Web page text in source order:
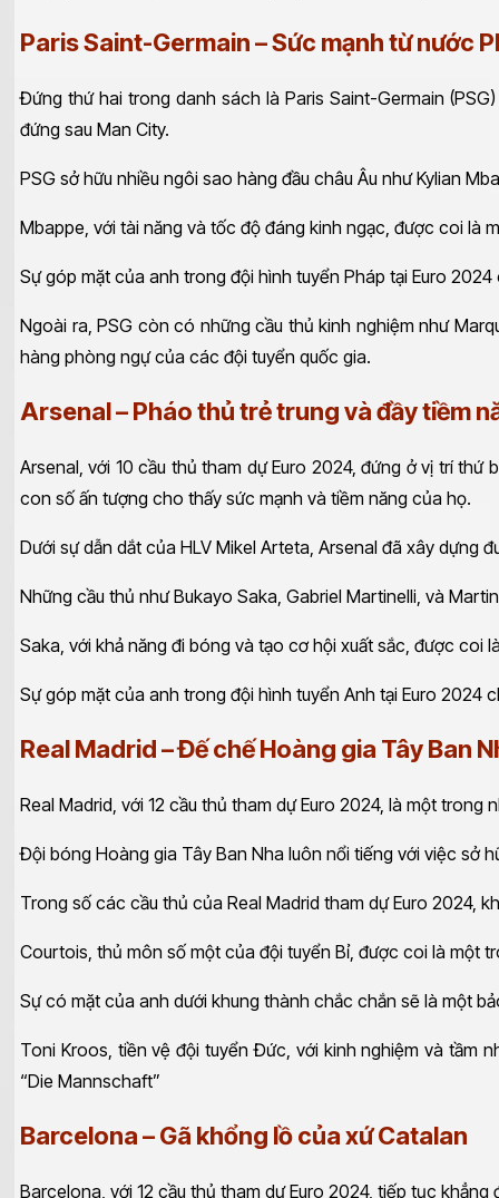
Paris Saint-Germain – Sức mạnh từ nước
Đứng thứ hai trong danh sách là Paris Saint-Germain
đứng sau Man City.
PSG sở hữu nhiều ngôi sao hàng đầu châu Âu như Kylian
Mbappe, với tài năng và tốc độ đáng kinh ngạc, được coi là
Sự góp mặt của anh trong đội hình tuyển Pháp tại Euro
Ngoài ra, PSG còn có những cầu thủ kinh nghiệm như
hàng phòng ngự của các đội tuyển quốc gia.
Arsenal – Pháo thủ trẻ trung và đầy tiềm
Arsenal, với 10 cầu thủ tham dự Euro 2024, đứng ở vị trí
con số ấn tượng cho thấy sức mạnh và tiềm năng của họ.
Dưới sự dẫn dắt của HLV Mikel Arteta, Arsenal đã xây dựng
Những cầu thủ như Bukayo Saka, Gabriel Martinelli, và
Saka, với khả năng đi bóng và tạo cơ hội xuất sắc, được
Sự góp mặt của anh trong đội hình tuyển Anh tại Euro 2024
Real Madrid – Đế chế Hoàng gia Tây Ban
Real Madrid, với 12 cầu thủ tham dự Euro 2024, là một
Đội bóng Hoàng gia Tây Ban Nha luôn nổi tiếng với việc sở
Trong số các cầu thủ của Real Madrid tham dự Euro 2024,
Courtois, thủ môn số một của đội tuyển Bỉ, được coi là một
Sự có mặt của anh dưới khung thành chắc chắn sẽ là một
Toni Kroos, tiền vệ đội tuyển Đức, với kinh nghiệm và tầm
“Die Mannschaft”
Barcelona – Gã khổng lồ của xứ Catalan
Barcelona, với 12 cầu thủ tham dự Euro 2024, tiếp tục